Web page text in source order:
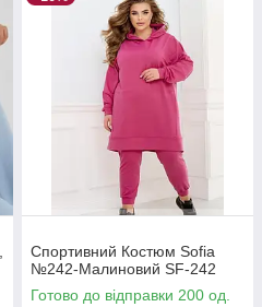
Спортивний Костюм Sofia
№242-Малиновий SF-242
Готово до відправки 200 од.